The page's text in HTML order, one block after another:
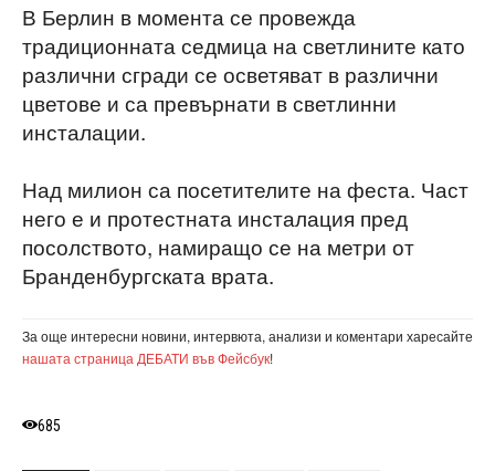
В Берлин в момента се провежда
традиционната седмица на светлините като
различни сгради се осветяват в различни
цветове и са превърнати в светлинни
инсталации.
Над милион са посетителите на феста. Част
него е и протестната инсталация пред
посолството, намиращо се на метри от
Бранденбургската врата.
За още интересни новини, интервюта, анализи и коментари харесайте
нашата страница ДЕБАТИ във Фейсбук!
685